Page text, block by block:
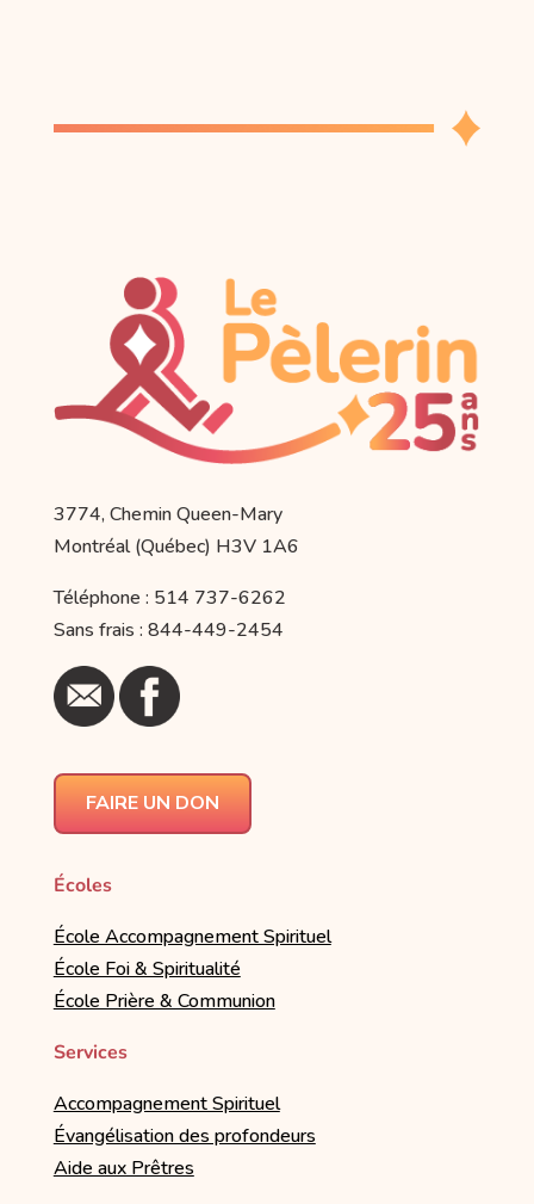
3774, Chemin Queen-Mary
Montréal (Québec) H3V 1A6
Téléphone : 514 737-6262
Sans frais : 844-449-2454
FAIRE UN DON
Écoles
École Accompagnement Spirituel
École Foi & Spiritualité
École Prière & Communion
Services
Accompagnement Spirituel
Évangélisation des profondeurs
Aide aux Prêtres